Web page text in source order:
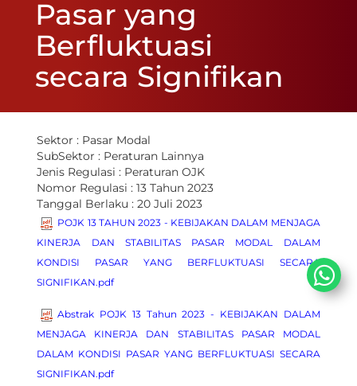
Pasar yang
Berfluktuasi
secara Signifikan
Sektor : Pasar Modal
SubSektor : Peraturan Lainnya
Jenis Regulasi : Peraturan OJK
Nomor Regulasi :13 Tahun 2023
Tanggal Berlaku :20 Juli 2023
POJK 13 TAHUN 2023 - KEBIJAKAN DALAM MENJAGA
KINERJA DAN STABILITAS PASAR MODAL DALAM
KONDISI PASAR YANG BERFLUKTUASI SECARA
SIGNIFIKAN.pdf
Abstrak POJK 13 Tahun 2023 - KEBIJAKAN DALAM
MENJAGA KINERJA DAN STABILITAS PASAR MODAL
DALAM KONDISI PASAR YANG BERFLUKTUASI SECARA
SIGNIFIKAN.pdf